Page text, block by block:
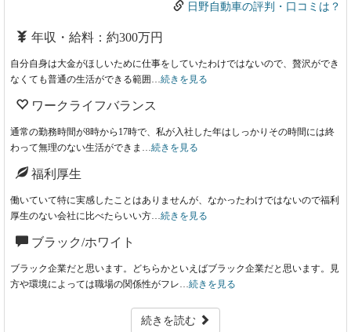
日野自動車の評判・口コミは？
年収・給料：約300万円
自分自身は大金がほしいために仕事をしていたわけではないので、贅沢ができ
なくても普通の生活ができる範囲…続きを見る
ワークライフバランス
通常の勤務時間が8時から17時で、私が入社した年はしっかりその時間には終
わって無理のない生活ができま…続きを見る
福利厚生
働いていて特に実感したことはありませんが、なかったわけではないので福利
厚生のない会社に比べたらいい方…続きを見る
ブラック/ホワイト
ブラック企業だと思います。どちらかといえばブラック企業だと思います。見
方や環境によっては職場の関係性がフレ…続きを見る
続きを読む